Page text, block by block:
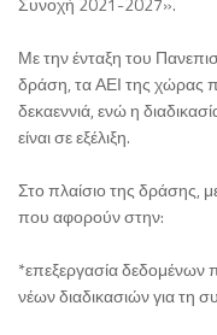
Με την ένταξη του
δράση, τα ΑΕΙ της χώρας
δεκαεννιά, ενώ η
είναι σε εξέλιξη.
Στο πλαίσιο της δράσης,
που αφορούν στην:
*επεξεργασία δεδομένων
νέων διαδικασιών για τη